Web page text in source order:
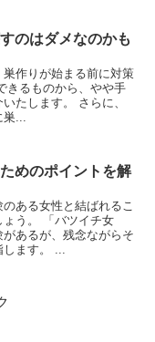
のはダメなのかも
作りが始まる前に対策
きるものから、やや手
たします。 さらに、
...
めのポイントを解
ある女性と結ばれるこ
う。 「バツイチ女
あるが、残念ながらそ
します。 ...